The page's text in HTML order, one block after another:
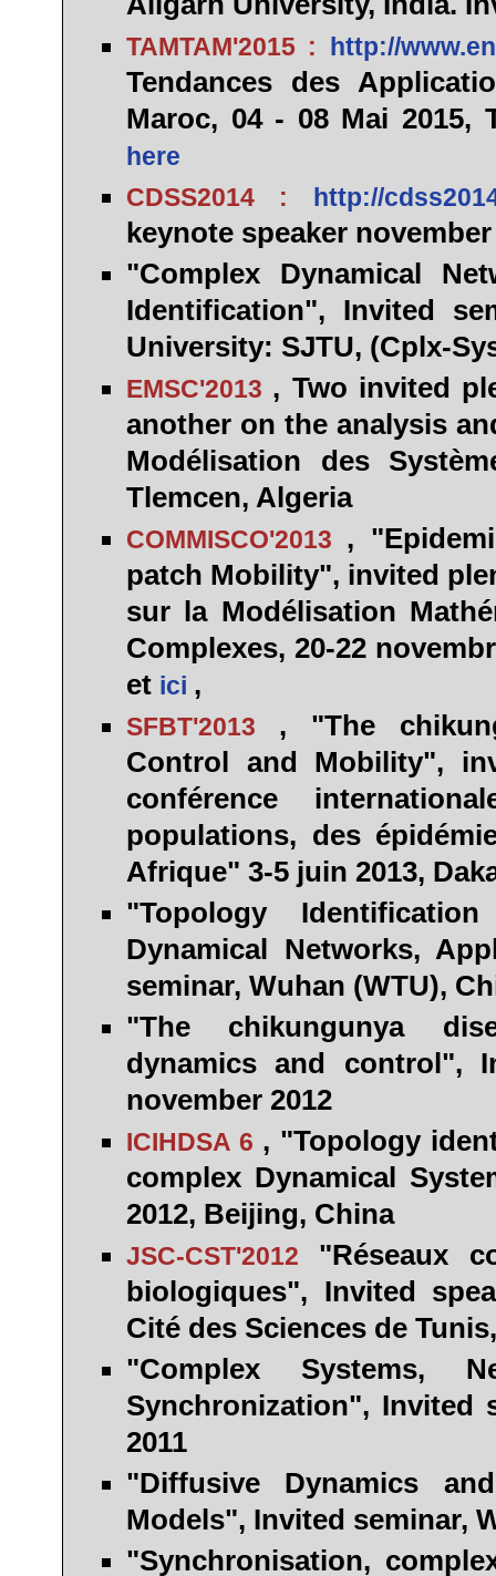
TAMTAM'2015 : http://
Tendances des
Maroc, 04 - 08 Mai 2015,
here
CDSS2014 : http://
keynote speaker
"Complex Dynamical
Identification", Invited
University: SJTU, (Cplx-
EMSC'2013 , Two invited
another on the analysis
Modélisation des
Tlemcen, Algeria
COMMISCO'2013 ,
patch Mobility", invited
sur la Modélisation
Complexes, 20-22
et ici ,
SFBT'2013 , "The
Control and Mobility",
conférence
populations, des
Afrique" 3-5 juin 2013,
"Topology
Dynamical Networks,
seminar, Wuhan (WTU),
"The chikungunya
dynamics and control",
november 2012
ICIHDSA 6 , "Topology
complex Dynamical
2012, Beijing, China
JSC-CST'2012 "Réseaux
biologiques", Invited
Cité des Sciences de Tunis
"Complex Systems,
Synchronization", Invited
2011
"Diffusive Dynamics
Models", Invited seminar,
"Synchronisation,